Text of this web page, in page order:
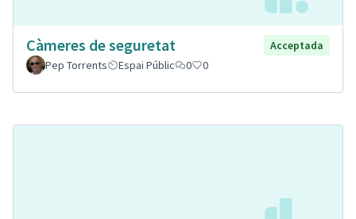
Càmeres de seguretat
Acceptada
Pep Torrents
Espai Públic 0 0